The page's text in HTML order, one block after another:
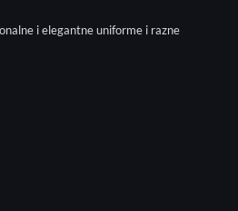
i elegantne uniforme i razne